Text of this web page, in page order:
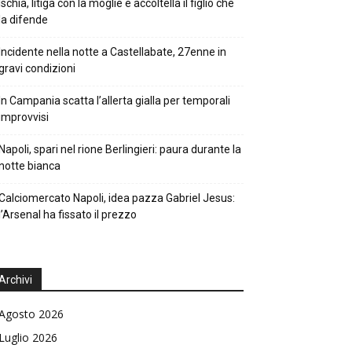
litiga con la moglie e accoltella il figlio che
difende
nella notte a Castellabate, 27enne in
condizioni
Campania scatta l’allerta gialla per temporali
spari nel rione Berlingieri: paura durante la
bianca
Napoli, idea pazza Gabriel Jesus:
ha fissato il prezzo
2026
2026